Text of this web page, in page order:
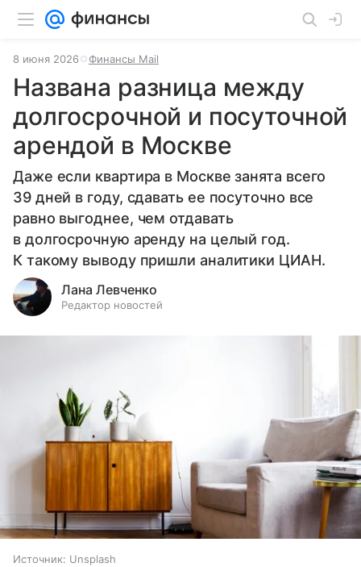
8 июня 2026 Финансы Mail
Названа разница между
долгосрочной и посуточной
арендой в Москве
Даже если квартира в Москве занята всего
39 дней в году, сдавать ее посуточно все
равно выгоднее, чем отдавать
в долгосрочную аренду на целый год.
К такому выводу пришли аналитики ЦИАН.
Лана Левченко
Редактор новостей
Источник: Unsplash